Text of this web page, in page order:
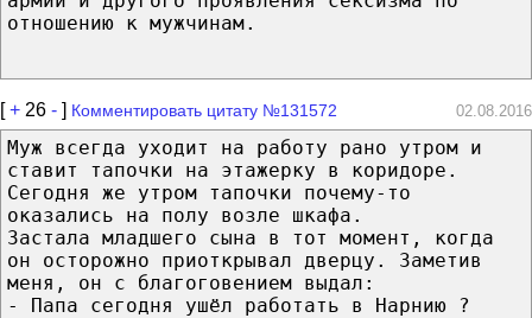
отношению к мужчинам.
[+ 26 - ] Комментировать цитату №131572 02.08.2016
Муж всегда уходит на работу рано утром и
ставит тапочки на этажерку в коридоре.
Сегодня же утром тапочки почему-то
оказались на полу возле шкафа.
Застала младшего сына в тот момент, когда
он осторожно приоткрывал дверцу. Заметив
меня, он с благоговением выдал:
- Папа сегодня ушёл работать в Нарнию ?